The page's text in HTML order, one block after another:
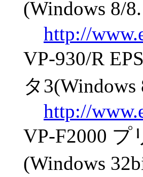
(Windows 8/
http://
VP-930/R
タ
http://
VP-F2000
(Windows